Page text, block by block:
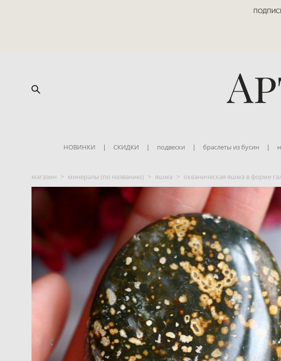
НОВИНКИ | СКИДКИ | подвески | браслеты из бусин |
магазин > минералы (по названию) > яшма > океаническая яшма в форме